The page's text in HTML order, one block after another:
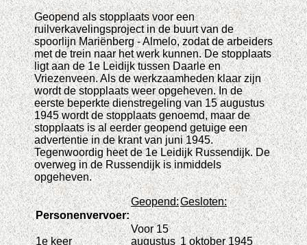
Geopend als stopplaats voor een
ruilverkavelingsproject in de buurt van de
spoorlijn Mariënberg - Almelo, zodat de arbeiders
met de trein naar het werk kunnen. De stopplaats
ligt aan de 1e Leidijk tussen Daarle en
Vriezenveen. Als de werkzaamheden klaar zijn
wordt de stopplaats weer opgeheven. In de
eerste beperkte dienstregeling van 15 augustus
1945 wordt de stopplaats genoemd, maar de
stopplaats is al eerder geopend getuige een
advertentie in de krant van juni 1945.
Tegenwoordig heet de 1e Leidijk Russendijk. De
overweg in de Russendijk is inmiddels
opgeheven.
Geopend:Gesloten:
Personenvervoer:
1e keer
Voor 15
augustus 1 oktober 1945